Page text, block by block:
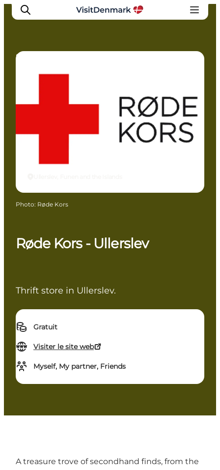
Planifiez votre voyage
Røde Kors - Ullerslev
Thrift store in Ullerslev.
Gratuit
Visiter le site web
Myself, My partner, Friends
Shopping
Photo: Røde Kors
A treasure trove of secondhand finds, from the